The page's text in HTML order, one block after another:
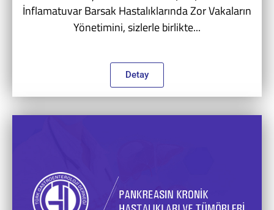
İnflamatuvar Barsak Hastalıklarında Zor Vakaların
Yönetimini, sizlerle birlikte...
Detay